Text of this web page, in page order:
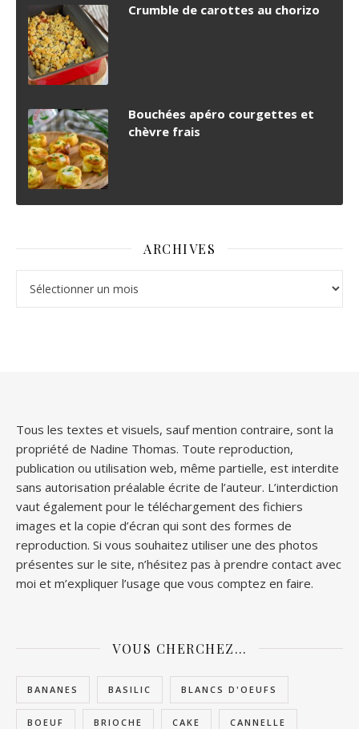
Crumble de carottes au chorizo
Bouchées apéro courgettes et
chèvre frais
ARCHIVES
Tous les textes et visuels, sauf mention contraire, sont la
propriété de Nadine Thomas. Toute reproduction,
publication ou utilisation web, même partielle, est interdite
sans autorisation préalable écrite de l’auteur. L’interdiction
vaut également pour le téléchargement des fichiers
images et la copie d’écran qui sont des formes de
reproduction. Si vous souhaitez utiliser une des photos
présentes sur le site, n’hésitez pas à prendre contact avec
moi et m’expliquer l’usage que vous comptez en faire.
VOUS CHERCHEZ…
BANANES BASILIC BLANCS D'OEUFS
BOEUF BRIOCHE CAKE CANNELLE